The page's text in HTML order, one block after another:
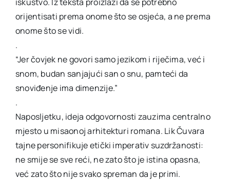
orijentisati prema onome što se osjeća, a ne prema
onome što se vidi.
.
“Jer čovjek ne govori samo jezikom i riječima, već i
snom, budan sanjajući san o snu, pamteći da
snoviđenje ima dimenzije.”
.
Naposljetku, ideja odgovornosti zauzima centralno
mjesto u misaonoj arhitekturi romana. Lik Čuvara
tajne personifikuje etički imperativ suzdržanosti:
ne smije se sve reći, ne zato što je istina opasna,
već zato što nije svako spreman da je primi.